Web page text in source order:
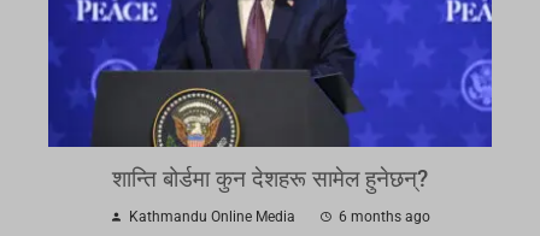
शान्ति बोर्डमा कुन देशहरू सामेल हुनेछन्?
Kathmandu Online Media 6 months ago